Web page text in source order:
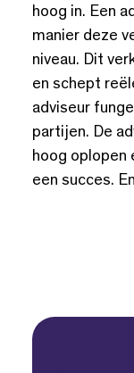
hoog in. Een
manier deze
niveau. Dit
en schept
adviseur
partijen. De
hoog oplopen
een succes.